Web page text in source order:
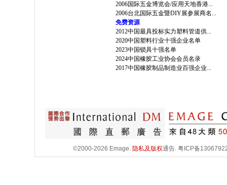
2006国际五金博览会/应用天地香港...
2006台北国际五金暨DIY展参展商名...
免费资源
2012中国最具投标实力塑料管道供...
2020中国塑料行业十强企业名单
2023中国锁具十强名单
2024中国橡胶工业协会会员名录
2017中国橡胶制品制造业百强企业...
©2000-2026 Emage. 隐私及版权通告. 粤ICP备